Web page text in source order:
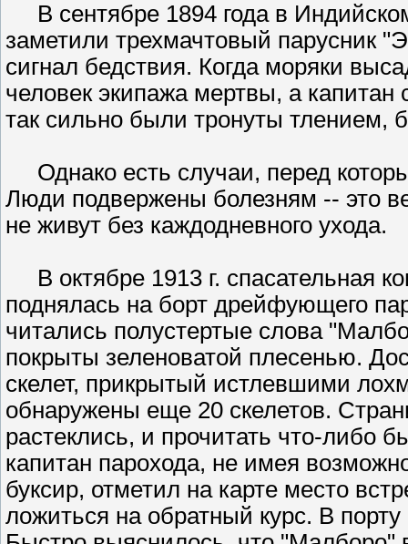
В сентябре 1894 года в
заметили трехмачтовый парусник
сигнал бедствия. Когда моряки
человек экипажа мертвы, а
так сильно были тронуты
Однако есть случаи, перед
Люди подвержены болезням -- это
не живут без каждодневного ухода.
В октябре 1913 г. спасательная
поднялась на борт дрейфующего
читались полустертые слова
покрыты зеленоватой плесенью.
скелет, прикрытый истлевшими
обнаружены еще 20 скелетов.
растеклись, и прочитать что-либо
капитан парохода, не имея
буксир, отметил на карте место
ложиться на обратный курс. В